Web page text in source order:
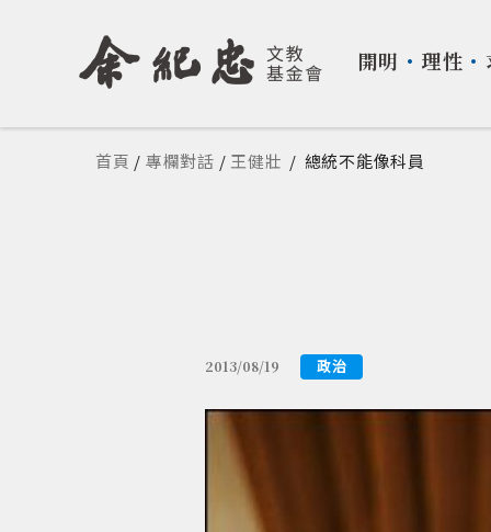
開明 ・ 理性 ・
您在這裡
首頁 / 專欄對話 / 王健壯 / 總統不能像科員
2013/08/19 政治